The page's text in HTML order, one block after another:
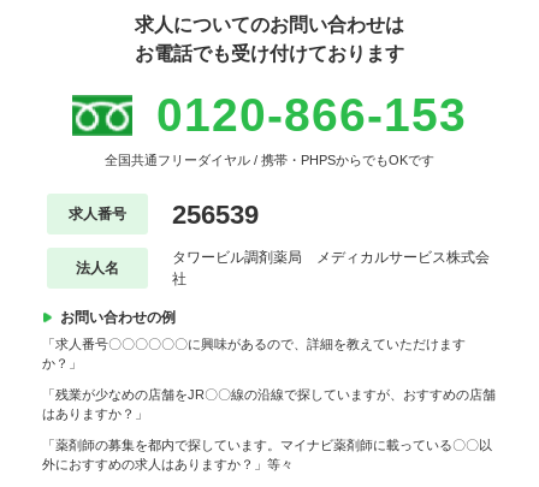
求人についてのお問い合わせは
お電話でも受け付けております
0120-866-153
全国共通フリーダイヤル / 携帯・PHPSからでもOKです
求人番号 256539
法人名
タワービル調剤薬局 メディカルサービス株式会
社
お問い合わせの例
「求人番号〇〇〇〇〇〇に興味があるので、詳細を教えていただけます
か？」
「残業が少なめの店舗をJR〇〇線の沿線で探していますが、おすすめの店舗
はありますか？」
「薬剤師の募集を都内で探しています。マイナビ薬剤師に載っている〇〇以
外におすすめの求人はありますか？」等々